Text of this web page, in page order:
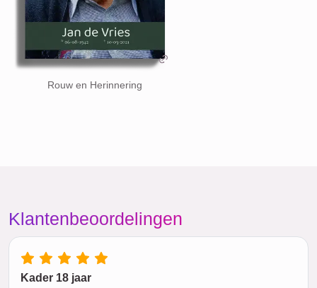
Rouw en Herinnering
Klantenbeoordelingen
Kader 18 jaar